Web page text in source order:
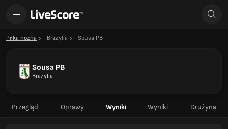
Piłka nożna Brazylia Sousa PB
Sousa PB
Brazylia
Przegląd Oprawy Wyniki Wyniki Drużyna